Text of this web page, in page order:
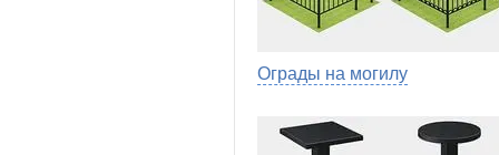
Ограды на могилу